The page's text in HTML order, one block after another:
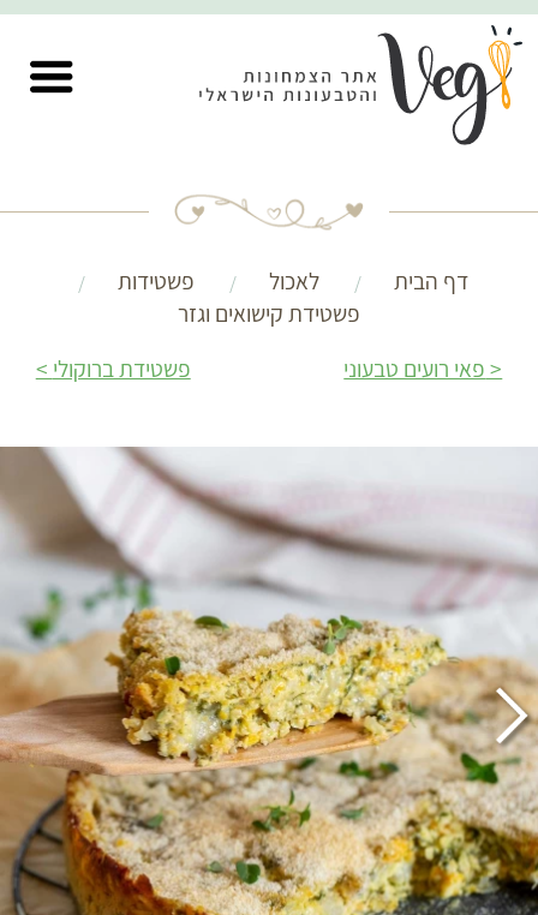
דף הבית לאכול
פשטידות
פשטידת קישואים וגזר
פאי רועים טבעוני
פשטידת ברוקולי